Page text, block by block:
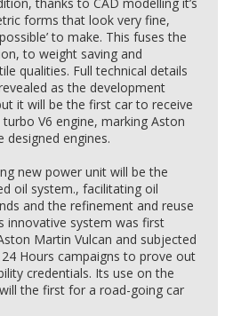
forms that look very fine,
to make. This fuses the
to weight saving and
qualities. Full technical details
as the development
it will be the first car to receive
V6 engine, marking Aston
designed engines.
new power unit will be the
oil system., facilitating oil
and the refinement and reuse
innovative system was first
Martin Vulcan and subjected
Hours campaigns to prove out
credentials. Its use on the
the first for a road-going car